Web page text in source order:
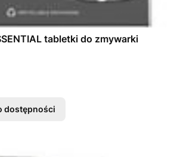
tabletki do zmywarki
dostępności